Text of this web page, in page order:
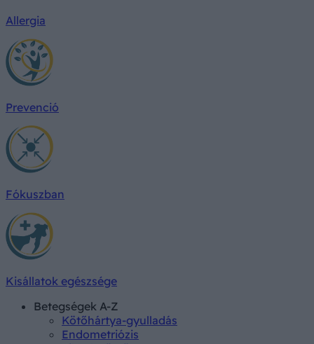
Allergia
Prevenció
Fókuszban
Kisállatok egészsége
Betegségek A-Z
Kötőhártya-gyulladás
Endometriózis